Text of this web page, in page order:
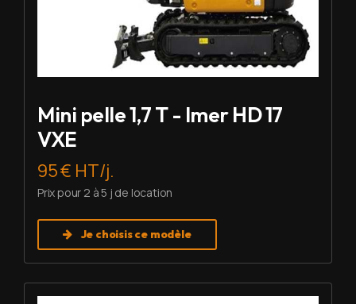
Mini pelle 1,7 T - Imer HD 17
VXE
95 € HT/j.
Prix pour 2 à 5 j de location
Je choisis ce modèle
Louer Mini pelle 2,7 T - Imer HD 27 V5